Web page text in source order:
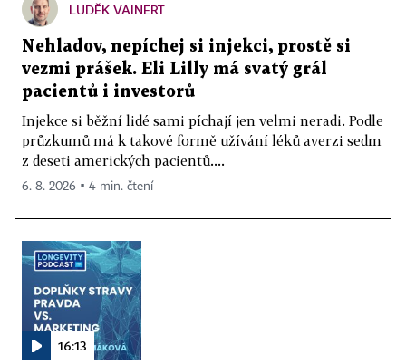
LUDĚK VAINERT
Nehladov, nepíchej si injekci, prostě si
vezmi prášek. Eli Lilly má svatý grál
pacientů i investorů
Injekce si běžní lidé sami píchají jen velmi neradi. Podle
průzkumů má k takové formě užívání léků averzi sedm
z deseti amerických pacientů....
6. 8. 2026 ▪ 4 min. čtení
16:13